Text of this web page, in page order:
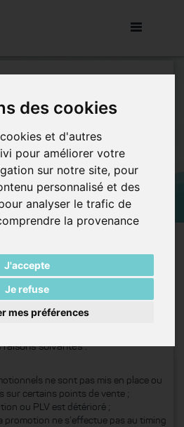
des cookies
et d'autres
pour améliorer votre
sur notre site, pour
personnalisé et des
analyser le trafic de
la provenance
J'accepte
Je refuse
mes préférences
Toggle
mises en avants
de nouveaux consommateurs
suivantes :
ne sont pas mis en place ou
sur certains points de vente ;
ou PLV est détérioré ;
promotion ne s’effectue pas au timing